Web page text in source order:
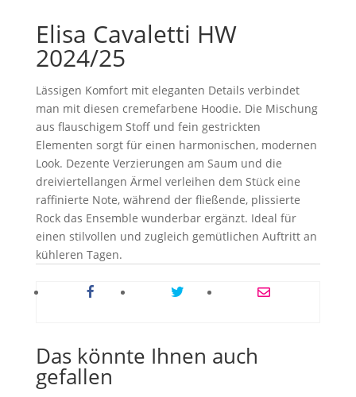
Elisa Cavaletti HW
2024/25
Lässigen Komfort mit eleganten Details verbindet
man mit diesen cremefarbene Hoodie. Die Mischung
aus flauschigem Stoff und fein gestrickten
Elementen sorgt für einen harmonischen, modernen
Look. Dezente Verzierungen am Saum und die
dreiviertellangen Ärmel verleihen dem Stück eine
raffinierte Note, während der fließende, plissierte
Rock das Ensemble wunderbar ergänzt. Ideal für
einen stilvollen und zugleich gemütlichen Auftritt an
kühleren Tagen.
Das könnte Ihnen auch
gefallen